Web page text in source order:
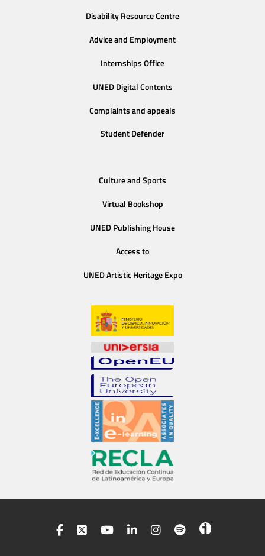
Disability Resource Centre
Advice and Employment
Internships Office
UNED Digital Contents
Complaints and appeals
Student Defender
Culture and Sports
Virtual Bookshop
UNED Publishing House
Access to
UNED Artistic Heritage Expo